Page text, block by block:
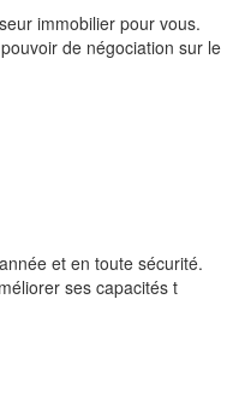
immobilier pour vous.
de négociation sur le
et en toute sécurité.
ses capacités t